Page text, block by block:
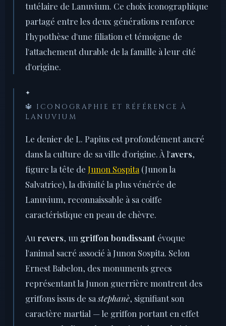
tutélaire de Lanuvium. Ce choix iconographique
partagé entre les deux générations renforce
l'hypothèse d'une filiation et témoigne de
l'attachement durable de la famille à leur cité
d'origine.
✦
🔱 ICONOGRAPHIE ET RÉFÉRENCE À
LANUVIUM
Le denier de L. Papius est profondément ancré
dans la culture de sa ville d'origine. À l'avers,
figure la tête de Junon Sospita (Junon la
Salvatrice), la divinité la plus vénérée de
Lanuvium, reconnaissable à sa coiffe
caractéristique en peau de chèvre.
Au revers, un griffon bondissant évoque
l'animal sacré associé à Junon Sospita. Selon
Ernest Babelon, des monuments grecs
représentant la Junon guerrière montrent des
griffons issus de sastephanè, signifiant son
caractère martial — le griffon portant en effet